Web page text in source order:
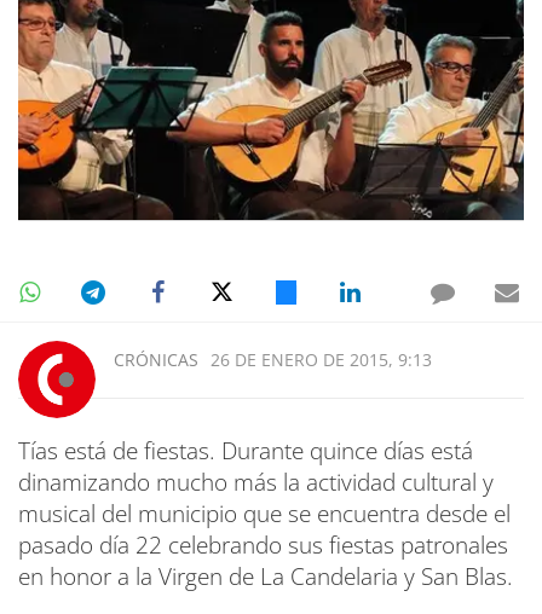
CRÓNICAS 26 DE ENERO DE 2015, 9:13
Tías está de fiestas. Durante quince días está
dinamizando mucho más la actividad cultural y
musical del municipio que se encuentra desde el
pasado día 22 celebrando sus fiestas patronales
en honor a la Virgen de La Candelaria y San Blas.